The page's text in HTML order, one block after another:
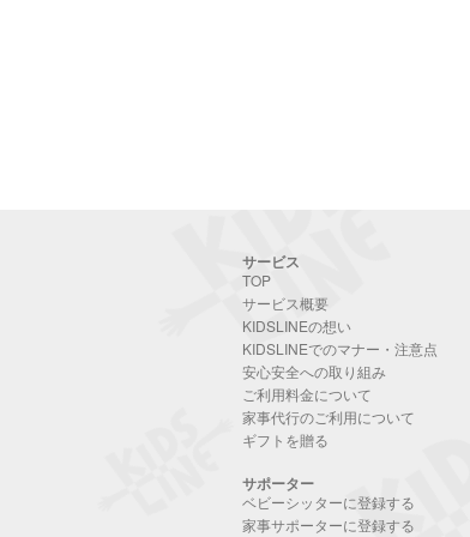
サービス
TOP
サービス概要
KIDSLINEの想い
KIDSLINEでのマナー・注意点
安心安全への取り組み
ご利用料金について
家事代行のご利用について
ギフトを贈る
サポーター
ベビーシッターに登録する
家事サポーターに登録する